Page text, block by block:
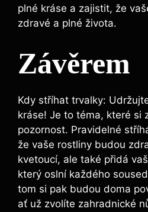
plné kráse a zajistit, že
zdravé a plné života.
Závěrem
Kdy stříhat trvalky:
kráse! Je to téma, které si
pozornost. Pravidelné
že vaše rostliny budou
kvetoucí, ale také přidá
který oslní každého
tom si pak budou doma
ať už zvolíte zahradnické